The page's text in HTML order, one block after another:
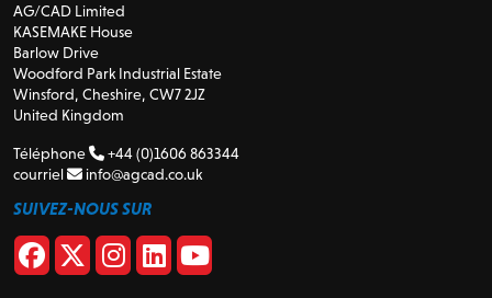
AG/CAD Limited
KASEMAKE House
Barlow Drive
Woodford Park Industrial Estate
Winsford, Cheshire, CW7 2JZ
United Kingdom
Téléphone
+44 (0)1606 863344
courriel
info@agcad.co.uk
SUIVEZ-NOUS SUR